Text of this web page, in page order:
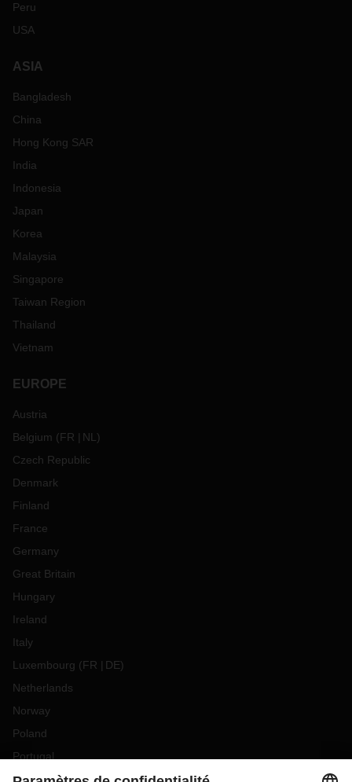
Peru
USA
ASIA
Bangladesh
China
Hong Kong SAR
India
Indonesia
Japan
Korea
Malaysia
Singapore
Taiwan Region
Thailand
Vietnam
EUROPE
Austria
Belgium (FR NL )
Czech Republic
Denmark
Finland
France
Germany
Great Britain
Hungary
Ireland
Italy
Luxembourg (FR DE)
Netherlands
Norway
Poland
Portugal
Romania